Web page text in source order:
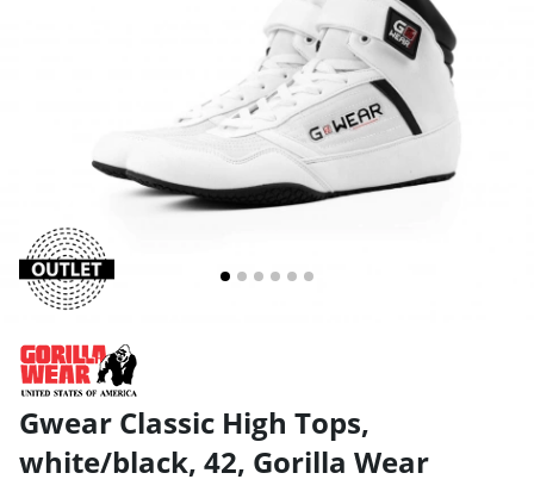
Gwear Classic High Tops,
white/black, 42, Gorilla Wear